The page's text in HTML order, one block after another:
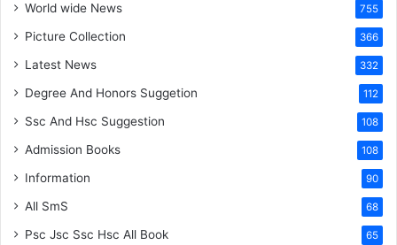
World wide News 755
Picture Collection 366
Latest News 332
Degree And Honors Suggetion 112
Ssc And Hsc Suggestion 108
Admission Books 108
Information 90
All SmS 68
Psc Jsc Ssc Hsc All Book 65